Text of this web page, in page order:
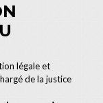
légale et
de la justice